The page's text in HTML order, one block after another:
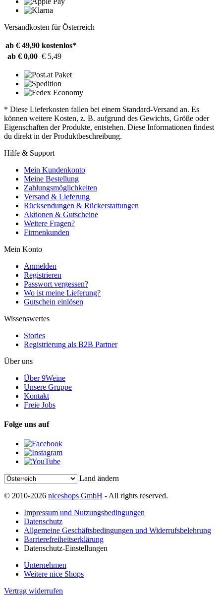
Versandkosten für Österreich
ab € 49,90 kostenlos*
ab € 0,00 € 5,49
* Diese Lieferkosten fallen bei einem Standard-Versand an. Es
können weitere Kosten, z. B. aufgrund des Gewichts, Größe oder
Eigenschaften der Produkte, entstehen. Diese Informationen findest
du direkt in der Produktbeschreibung.
Hilfe & Support
Mein Kundenkonto
Meine Bestellung
Zahlungsmöglichkeiten
Versand & Lieferung
Rücksendungen & Rückerstattungen
Aktionen & Gutscheine
Weitere Fragen?
Firmenkunden
Mein Konto
Anmelden
Registrieren
Passwort vergessen?
Wo ist meine Lieferung?
Gutschein einlösen
Wissenswertes
Stories
Registrierung als B2B Partner
Über uns
Über 9Weine
Unsere Gruppe
Kontakt
Freie Jobs
Folge uns auf
Land ändern
© 2010-2026 niceshops GmbH - All rights reserved.
Impressum und Nutzungsbedingungen
Datenschutz
Allgemeine Geschäftsbedingungen und Widerrufsbelehrung
Barrierefreiheitserklärung
Datenschutz-Einstellungen
Unternehmen
Weitere nice Shops
Vertrag widerrufen